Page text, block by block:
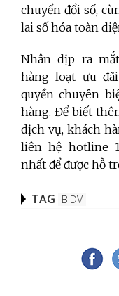
chuyển đổi số,
lai số hóa toàn
Nhân dịp ra
hàng loạt ưu
quyền chuyên
hàng. Để biết
dịch vụ, khách
liên hệ hotline
nhất để được hỗ
TAG BIDV